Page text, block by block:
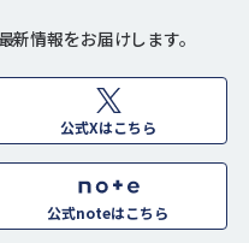
情報をお届けします。
公式Xはこちら
公式noteはこちら